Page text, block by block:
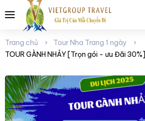
Trang chủ
Tour Nha Trang 1 ngày
TOUR GÀNH NHẢY [Trọn gói - ưu Đãi 30%]